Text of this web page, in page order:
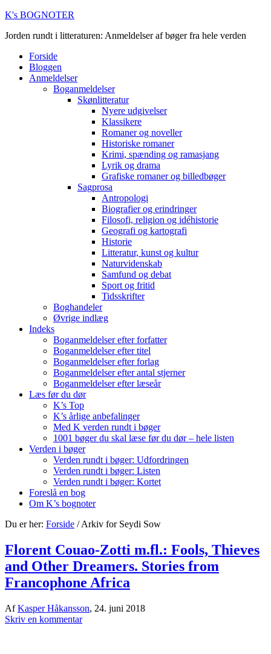
K's BOGNOTER
Jorden rundt i litteraturen: Anmeldelser af bøger fra hele verden
Forside
Bloggen
Anmeldelser
Boganmeldelser
Skønlitteratur
Nyere udgivelser
Klassikere
Romaner og noveller
Historiske romaner
Krimi, spænding og ramasjang
Lyrik og drama
Grafiske romaner og billedbøger
Sagprosa
Antropologi
Biografier og erindringer
Filosofi, religion og idéhistorie
Geografi og kartografi
Historie
Litteratur, kunst og kultur
Naturvidenskab
Samfund og debat
Sport og fritid
Tidsskrifter
Boghandeler
Øvrige indlæg
Indeks
Boganmeldelser efter forfatter
Boganmeldelser efter titel
Boganmeldelser efter forlag
Boganmeldelser efter antal stjerner
Boganmeldelser efter læseår
Læs før du dør
K’s Top
K’s årlige anbefalinger
Med K verden rundt i bøger
1001 bøger du skal læse før du dør – hele listen
Verden i bøger
Verden rundt i bøger: Udfordringen
Verden rundt i bøger: Listen
Verden rundt i bøger: Kortet
Foreslå en bog
Om K’s bognoter
Du er her: Forside /Arkiv for Seydi Sow
Florent Couao-Zotti m.fl.: Fools, Thieves
and Other Dreamers. Stories from
Francophone Africa
AfKasper Håkansson, 24. juni 2018
Skriv en kommentar